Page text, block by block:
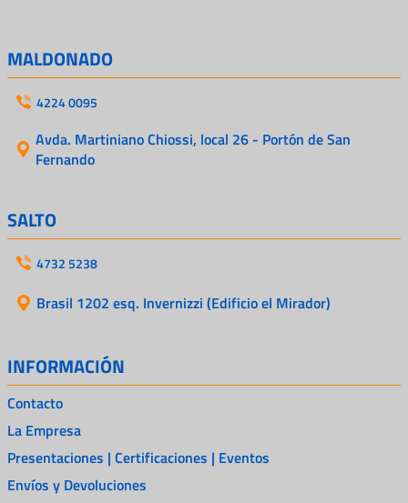
MALDONADO
4224 0095
Avda. Martiniano Chiossi, local 26 - Portón de San
Fernando
SALTO
4732 5238
Brasil 1202 esq. Invernizzi (Edificio el Mirador)
INFORMACIÓN
Contacto
La Empresa
Presentaciones | Certificaciones | Eventos
Envíos y Devoluciones